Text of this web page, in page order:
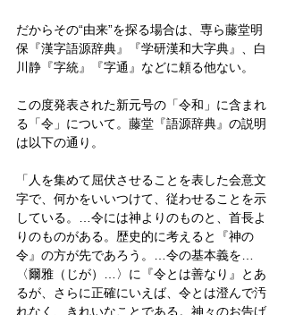
だからその“由来”を探る場合は、専ら藤堂明
保『漢字語源辞典』『学研漢和大字典』、白
川静『字統』『字通』などに頼る他ない。
この度発表された新元号の「令和」に含まれ
る「令」について。藤堂『語源辞典』の説明
は以下の通り。
「人を集めて屈伏させることを表した会意文
字で、何かをいいつけて、従わせることを示
している。…令には神よりのものと、首長よ
りのものがある。歴史的に考えると『神の
令』の方が先であろう。…令の基本義を…
〈爾雅（じが）…〉に『令とは善なり』とあ
るが、さらに正確にいえば、令とは澄んで汚
れなく、きれいなことである。神々のお告げ